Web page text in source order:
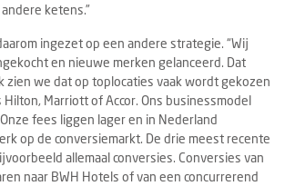
ketens.”
ingezet op een andere strategie. “Wij
en nieuwe merken gelanceerd. Dat
zien we dat op toplocaties vaak wordt gekozen
Hilton, Marriott of Accor. Ons businessmodel
fees liggen lager en in Nederland
op de conversiemarkt. De drie meest recente
allemaal conversies. Conversies van
naar BWH Hotels of van een concurrerend